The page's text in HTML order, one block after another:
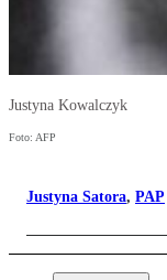
Justyna Kowalczyk
Foto: AFP
Justyna Satora, PAP